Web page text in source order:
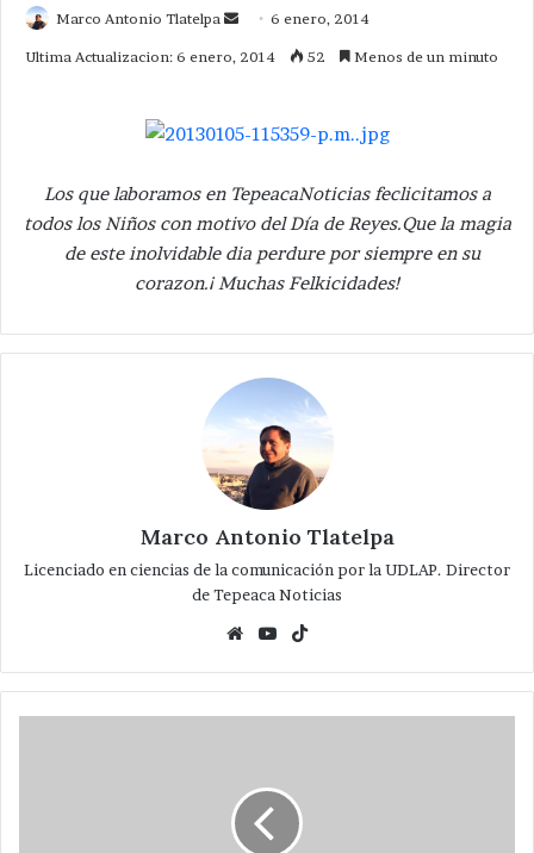
Marco Antonio Tlatelpa
Send6 enero, 2014
Ultima Actualizacion: 6 enero, 2014 52 Menos de un minuto
Los que laboramos en TepeacaNoticias feclicitamos a
todos los Niños con motivo del Día de Reyes.Que la magia
de este inolvidable dia perdure por siempre en su
corazon.¡ Muchas Felkicidades!
Marco Antonio Tlatelpa
Licenciado en ciencias de la comunicación por la UDLAP. Director
de Tepeaca Noticias
WebsiteYouTube